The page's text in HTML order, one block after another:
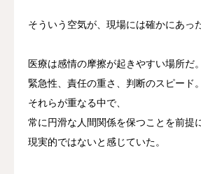
そういう空気が、現場には確かにあっ
医療は感情の摩擦が起きやすい場所だ。
緊急性、責任の重さ、判断のスピード。
それらが重なる中で、
常に円滑な人間関係を保つことを前提
現実的ではないと感じていた。